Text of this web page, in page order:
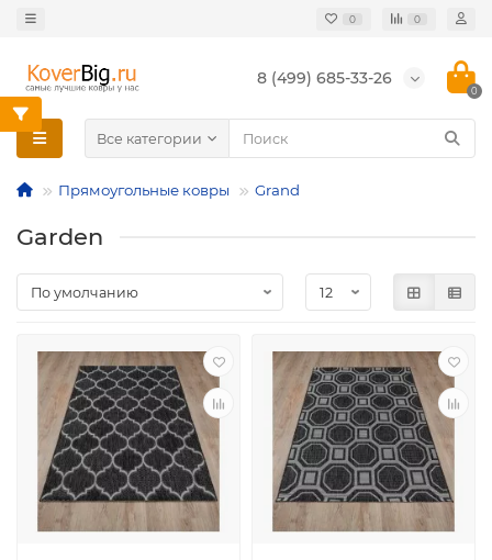
0 0
8 (499) 685-33-26
0
Все категории
Прямоугольные ковры Grand
Garden